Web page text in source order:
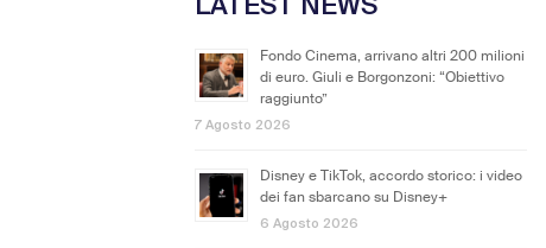
Fondo Cinema, arrivano altri 200 milioni
di euro. Giuli e Borgonzoni: “Obiettivo
raggiunto”
7 Agosto 2026
Disney e TikTok, accordo storico: i video
dei fan sbarcano su Disney+
6 Agosto 2026